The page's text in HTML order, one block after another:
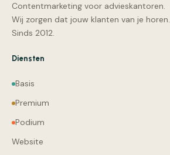
Contentmarketing voor advieskantoren.
Wij zorgen dat jouw klanten van je horen.
Sinds 2012.
Diensten
Basis
Premium
Podium
Website